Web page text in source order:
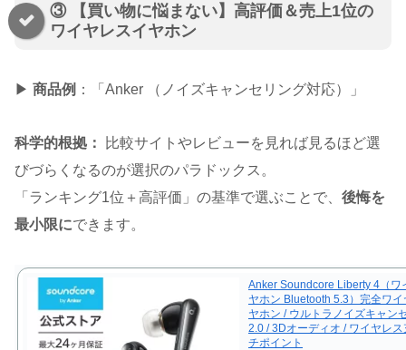
③ 【買い物に悩まない】高評価＆売上1位の
ワイヤレスイヤホン
▶ 商品例 ：「Anker （ノイズキャンセリング対応）」
科学的根拠：
比較サイトやレビューを見れば見るほど選
びづらくなるのが選択のパラドックス。
「ランキング1位＋高評価」の基準で選ぶことで、 後悔を
最小限にできます。
Anker Soundcore Liberty 4（ワ
ヤホン Bluetooth 5.3）完全ワ
ヤホン / ウルトラノイズキャン
2.0 / 3Dオーディオ / ワイヤレス
チポイント